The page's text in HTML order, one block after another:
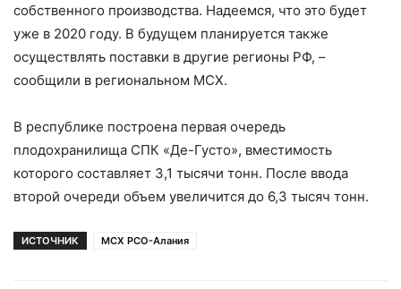
собственного производства. Надеемся, что это будет
уже в 2020 году. В будущем планируется также
осуществлять поставки в другие регионы РФ, –
сообщили в региональном МСХ.
В республике построена первая очередь
плодохранилища СПК «Де-Густо», вместимость
которого составляет 3,1 тысячи тонн. После ввода
второй очереди объем увеличится до 6,3 тысяч тонн.
ИСТОЧНИК МСХ РСО-Алания